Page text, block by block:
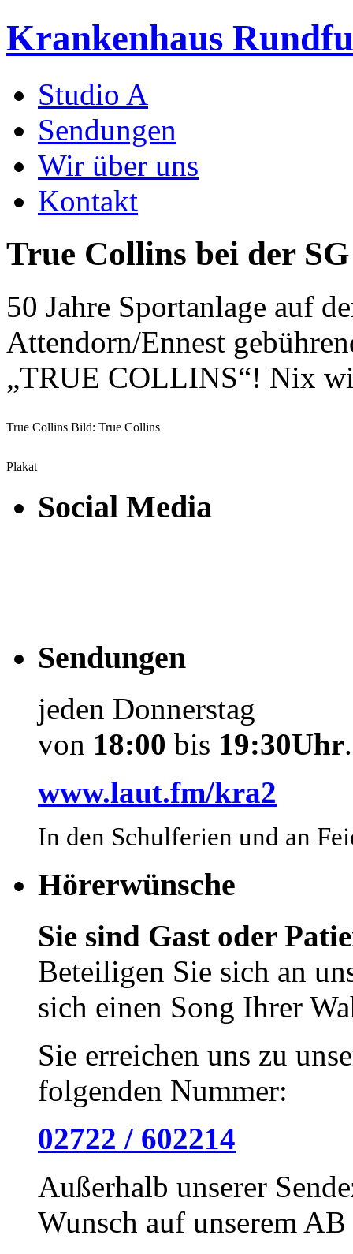
Krankenhaus
Studio A
Sendungen
Wir über uns
Kontakt
True Collins bei der
50 Jahre Sportanlage auf
Attendorn/Ennest
„TRUE COLLINS“! Nix
True Collins Bild: True Collins
Plakat
Social Media
Sendungen
jeden Donnerstag
von 18:00 bis 19:30Uhr.
www.laut.fm/kra2
In den Schulferien und an
Hörerwünsche
Sie sind Gast oder
Beteiligen Sie sich an
sich einen Song Ihrer
Sie erreichen uns zu
folgenden Nummer:
02722 / 602214
Außerhalb unserer
Wunsch auf unserem